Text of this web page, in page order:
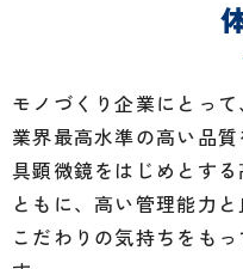
モノづくり企業にとって
業界最高水準の高い品
具顕微鏡をはじめとす
ともに、高い管理能力
こだわりの気持ちをも